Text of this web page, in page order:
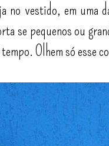
no vestido, em uma
se pequenos ou
Olhem só esse